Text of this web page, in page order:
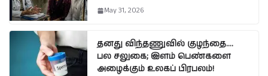
May 31, 2026
தனது விந்தணுவில் குழந்தை….
பல சலுகை; இளம் பெண்களை
அழைக்கும் உலகப் பிரபலம்!